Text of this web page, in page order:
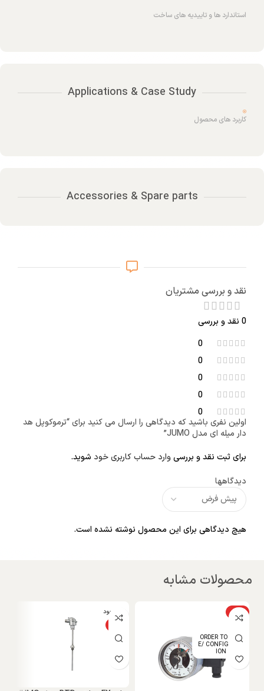
استاندارد ها و تاییدیه های ساخت
Applications & Case Study
کاربرد های محصول
Accessories & Spare parts
نقد و بررسی مشتریان
0 نقد و بررسی
0
0
0
0
0
دیدگاهها
هیچ دیدگاهی برای این محصول نوشته نشده است.
اولین نفری باشید که دیدگاهی را ارسال می کنید برای “ترموکوپل هد
دار میله ای مدل JUMO”
برای ثبت نقد و بررسیوارد حساب کاربری خود شوید.
محصولات مشابه
ویژه
ORDER TO MAD
E/ CONFIGURAT
ION
ناموجود